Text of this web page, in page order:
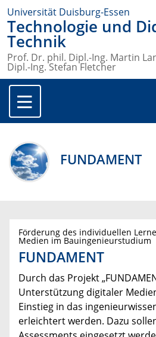
Universität Duisburg-Essen
Technologie und
Technik
Prof. Dr. phil. Dipl.-Ing. Martin
Dipl.-Ing. Stefan Fletcher
FUNDAMENT
Förderung des individuellen
Medien im Bauingenieurstudium
FUNDAMENT
Durch das Projekt
Unterstützung digitaler
Einstieg in das
erleichtert werden. Dazu